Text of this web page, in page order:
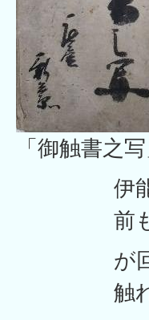
「御触書之
伊
前
が
触